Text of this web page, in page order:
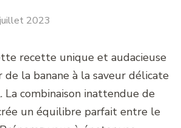
2023
recette unique et audacieuse
de la banane à la saveur délicate
La combinaison inattendue de
un équilibre parfait entre le